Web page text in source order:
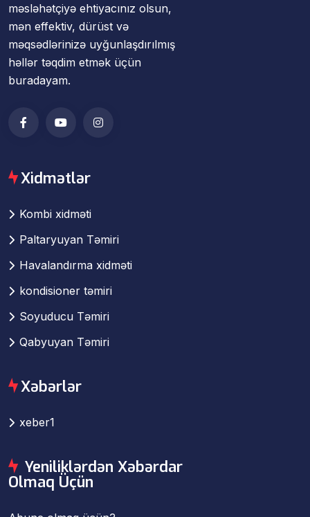
məsləhətçiyə ehtiyacınız olsun,
mən effektiv, dürüst və
məqsədlərinizə uyğunlaşdırılmış
həllər təqdim etmək üçün
buradayam.
Xidmətlər
Kombi xidməti
Paltaryuyan Təmiri
Havalandırma xidməti
kondisioner təmiri
Soyuducu Təmiri
Qabyuyan Təmiri
Xəbərlər
xeber1
Yeniliklərdən Xəbərdar
Olmaq Üçün